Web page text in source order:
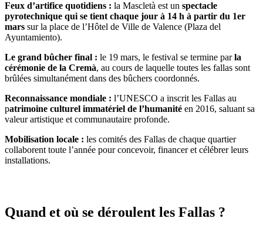
Feux d’artifice quotidiens : la Mascletà est un spectacle
pyrotechnique qui se tient chaque jour à 14 h à partir du 1er
mars sur la place de l’Hôtel de Ville de Valence (Plaza del
Ayuntamiento).
Le grand bûcher final : le 19 mars, le festival se termine parla
cérémonie de la Cremà, au cours de laquelle toutes les fallas sont
brûlées simultanément dans des bûchers coordonnés.
Reconnaissance mondiale : l’UNESCO a inscrit les Fallas au
patrimoine culturel immatériel de l’humanité en 2016, saluant sa
valeur artistique et communautaire profonde.
Mobilisation locale : les comités des Fallas de chaque quartier
collaborent toute l’année pour concevoir, financer et célébrer leurs
installations.
Quand et où se déroulent les Fallas ?